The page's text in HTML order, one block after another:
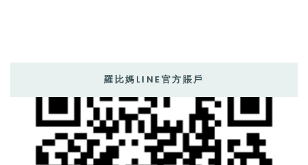
羅比媽LINE官方賬戶